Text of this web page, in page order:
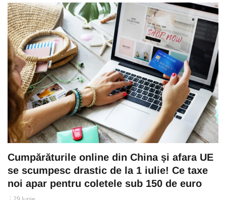
Cumpărăturile online din China și afara UE
se scumpesc drastic de la 1 iulie! Ce taxe
noi apar pentru coletele sub 150 de euro